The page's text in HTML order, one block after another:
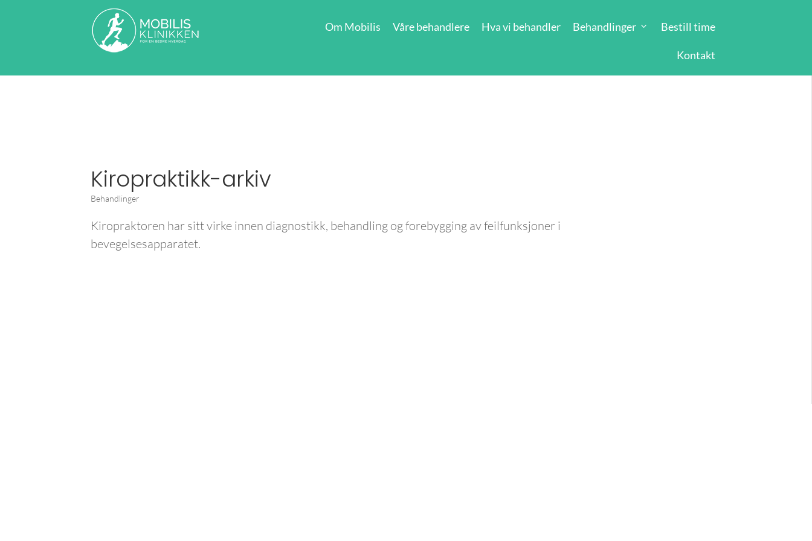
Om Mobilis Våre behandlere Hva vi behandler Behandlinger Bestill time
Kontakt
Kiropraktikk-arkiv
Behandlinger
Kiropraktoren har sitt virke innen diagnostikk, behandling og forebygging av feilfunksjoner i
bevegelsesapparatet.